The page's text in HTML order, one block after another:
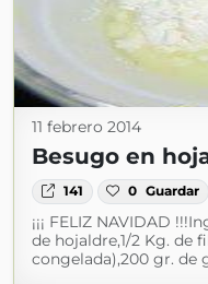
11 febrero 2014
Besugo en
141 0 Guardar
¡¡¡ FELIZ NAVIDAD
de hojaldre,1/2 Kg. de
congelada),200 gr. de